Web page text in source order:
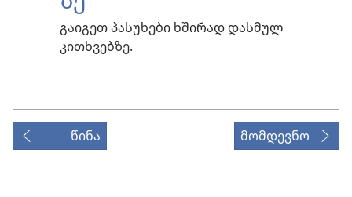
გაიგეთ პასუხები ხშირად დასმულ
კითხვებზე.
წინა მომდევნო